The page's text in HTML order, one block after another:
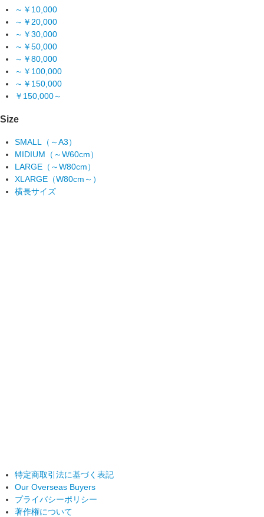
～￥10,000
～￥20,000
～￥30,000
～￥50,000
～￥80,000
～￥100,000
～￥150,000
￥150,000～
Size
SMALL（～A3）
MIDIUM（～W60cm）
LARGE（～W80cm）
XLARGE（W80cm～）
横長サイズ
特定商取引法に基づく表記
Our Overseas Buyers
プライバシーポリシー
著作権について